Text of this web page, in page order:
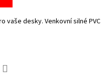
vaše desky. Venkovní silné PVC